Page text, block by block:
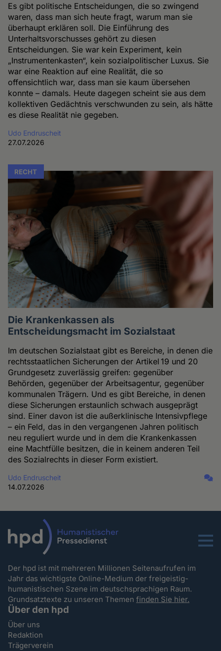
Es gibt politische Entscheidungen, die so zwingend
waren, dass man sich heute fragt, warum man sie
überhaupt erklären soll. Die Einführung des
Unterhaltsvorschusses gehört zu diesen
Entscheidungen. Sie war kein Experiment, kein
„Instrumentenkasten“, kein sozialpolitischer Luxus. Sie
war eine Reaktion auf eine Realität, die so
offensichtlich war, dass man sie kaum übersehen
konnte – damals. Heute dagegen scheint sie aus dem
kollektiven Gedächtnis verschwunden zu sein, als hätte
es diese Realität nie gegeben.
Udo Endruscheit
27.07.2026
RECHT
Die Krankenkassen als
Entscheidungsmacht im Sozialstaat
Im deutschen Sozialstaat gibt es Bereiche, in denen die
rechtsstaatlichen Sicherungen der Artikel 19 und 20
Grundgesetz zuverlässig greifen: gegenüber
Behörden, gegenüber der Arbeitsagentur, gegenüber
kommunalen Trägern. Und es gibt Bereiche, in denen
diese Sicherungen erstaunlich schwach ausgeprägt
sind. Einer davon ist die außerklinische Intensivpflege
– ein Feld, das in den vergangenen Jahren politisch
neu reguliert wurde und in dem die Krankenkassen
eine Machtfülle besitzen, die in keinem anderen Teil
des Sozialrechts in dieser Form existiert.
Udo Endruscheit
14.07.2026
Menu
Der hpd ist mit mehreren Millionen Seitenaufrufen im
Jahr das wichtigste Online-Medium der freigeistig-
humanistischen Szene im deutschsprachigen Raum.
Grundsatztexte zu unseren Themenfinden Sie hier.
Über den hpd
Über uns
Redaktion
Trägerverein